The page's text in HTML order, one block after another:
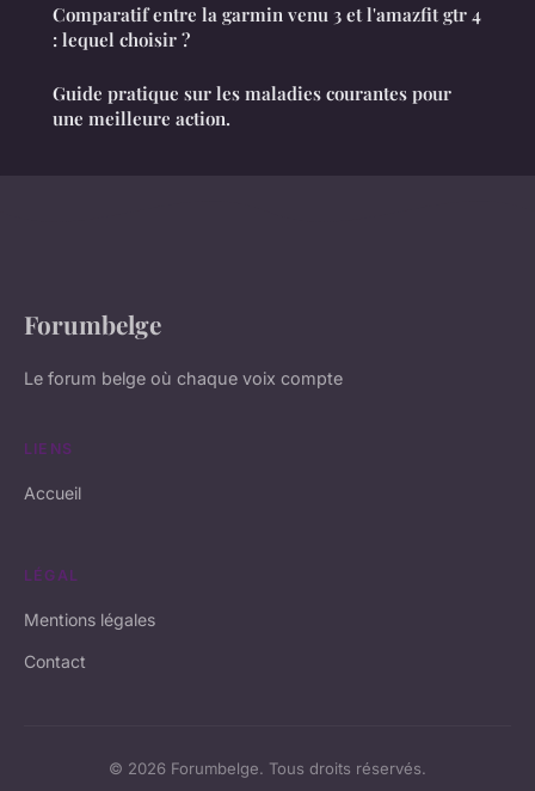
Comparatif entre la garmin venu 3 et l'amazfit gtr 4
: lequel choisir ?
Guide pratique sur les maladies courantes pour
une meilleure action.
Forumbelge
Le forum belge où chaque voix compte
LIENS
Accueil
LÉGAL
Mentions légales
Contact
© 2026 Forumbelge. Tous droits réservés.